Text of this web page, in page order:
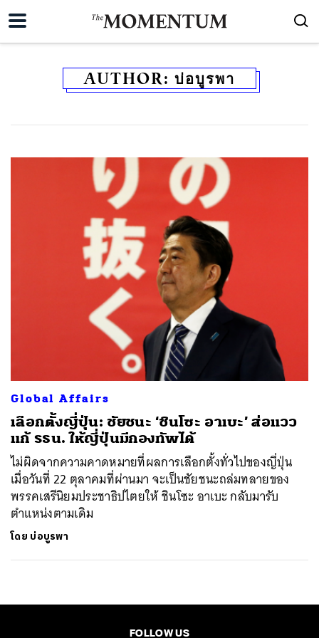
AUTHOR: บ่อบูรพา
Global Affairs
​เลือกตั้งญี่ปุ่น: ชัยชนะ ‘ชินโซะ อาเบะ’ ส่อแวว
แก้ รธน. ให้ญี่ปุ่นมีกองทัพได้
ไม่ผิดจากความคาดหมายที่ผลการเลือกตั้งทั่วไปของญี่ปุ่น
เมื่อวันที่ 22 ตุลาคมที่ผ่านมา จะเป็นชัยชนะถล่มทลายของ
พรรคเสรีนิยมประชาธิปไตยให้ ชินโซะ อาเบะ กลับมารับ
ตำแหน่งตามเดิม
โดย บ่อบูรพา
FOLLOW US
TWEET LINE